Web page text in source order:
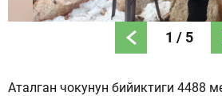
1 / 5
Аталган чокунун бийиктиги 4488